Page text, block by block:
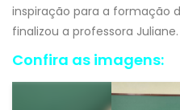
inspiração para a formação
finalizou a professora Juliane.
Confira as imagens: